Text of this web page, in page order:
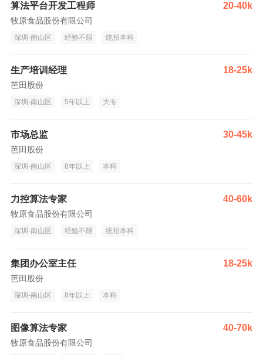
算法平台开发工程师 20-40k
牧原食品股份有限公司
深圳-南山区 经验不限 统招本科
生产培训经理 18-25k
芭田股份
深圳-南山区 5年以上 大专
市场总监 30-45k
芭田股份
深圳-南山区 8年以上 本科
力控算法专家 40-60k
牧原食品股份有限公司
深圳-南山区 经验不限 统招本科
集团办公室主任 18-25k
芭田股份
深圳-南山区 8年以上 本科
图像算法专家 40-70k
牧原食品股份有限公司